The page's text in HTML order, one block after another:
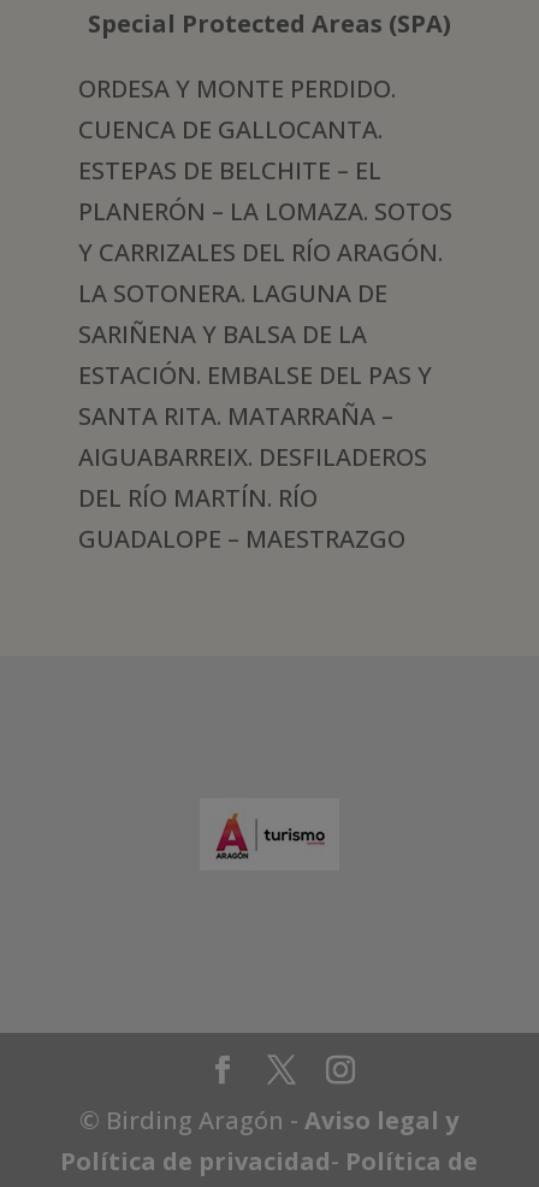
Special Protected Areas (SPA)
ORDESA Y MONTE PERDIDO.
CUENCA DE GALLOCANTA.
ESTEPAS DE BELCHITE – EL
PLANERÓN – LA LOMAZA. SOTOS
Y CARRIZALES DEL RÍO ARAGÓN.
LA SOTONERA. LAGUNA DE
SARIÑENA Y BALSA DE LA
ESTACIÓN. EMBALSE DEL PAS Y
SANTA RITA. MATARRAÑA –
AIGUABARREIX. DESFILADEROS
DEL RÍO MARTÍN. RÍO
GUADALOPE – MAESTRAZGO
© Birding Aragón -Aviso legal y
Política de privacidad- Política de